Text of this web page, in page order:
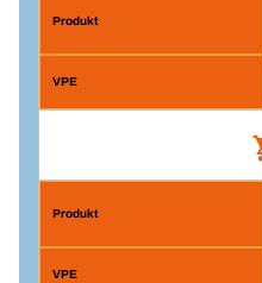
In
Bit Vielzahn 10